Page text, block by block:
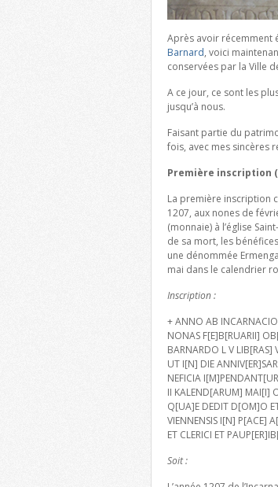
Après avoir récemment
Barnard, voici
conservées par la Ville
A ce jour, ce sont les
jusqu’à nous.
Faisant partie du
fois, avec mes sincères
Première inscription
La première inscription
1207, aux nones de
(monnaie) à l’église
de sa mort, les
une dénommée
mai dans le calendrier
Inscription :
+ ANNO AB
NONAS F[E]B[RUARII]
BARNARDO L V
UT I[N] DIE
NEFICIA
II KALEND[ARUM] MAI[I]
Q[UA]E DEDIT D[OM]O
VIENNENSIS I[N] P[ACE]
ET CLERICI ET
Soit :